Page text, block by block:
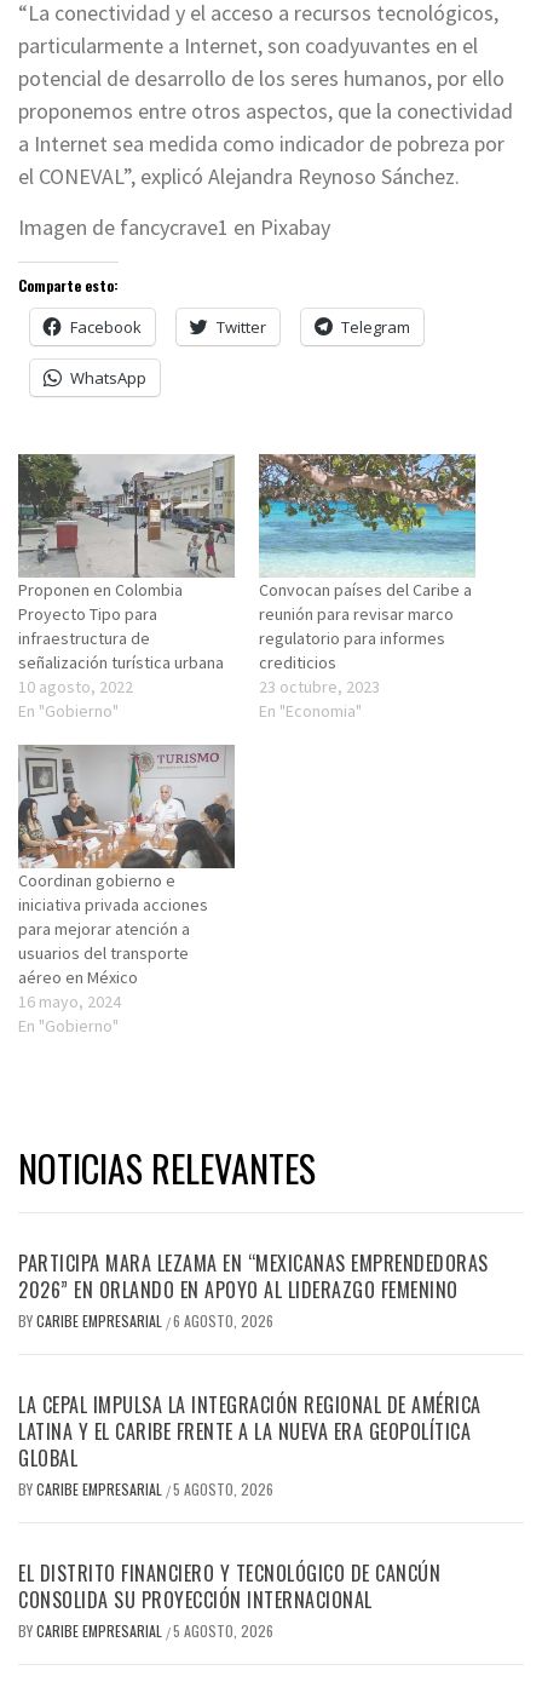
“La conectividad y el acceso a recursos tecnológicos,
particularmente a Internet, son coadyuvantes en el
potencial de desarrollo de los seres humanos, por ello
proponemos entre otros aspectos, que la conectividad
a Internet sea medida como indicador de pobreza por
el CONEVAL”, explicó Alejandra Reynoso Sánchez.
Imagen de fancycrave1 en Pixabay
Comparte esto:
Facebook Twitter Telegram
WhatsApp
Proponen en Colombia
Proyecto Tipo para
infraestructura de
señalización turística urbana
10 agosto, 2022
En "Gobierno"
Convocan países del Caribe a
reunión para revisar marco
regulatorio para informes
crediticios
23 octubre, 2023
En "Economia"
Coordinan gobierno e
iniciativa privada acciones
para mejorar atención a
usuarios del transporte
aéreo en México
16 mayo, 2024
En "Gobierno"
NOTICIAS RELEVANTES
PARTICIPA MARA LEZAMA EN “MEXICANAS EMPRENDEDORAS
2026” EN ORLANDO EN APOYO AL LIDERAZGO FEMENINO
BYCARIBE EMPRESARIAL /6 AGOSTO, 2026
LA CEPAL IMPULSA LA INTEGRACIÓN REGIONAL DE AMÉRICA
LATINA Y EL CARIBE FRENTE A LA NUEVA ERA GEOPOLÍTICA
GLOBAL
BYCARIBE EMPRESARIAL /5 AGOSTO, 2026
EL DISTRITO FINANCIERO Y TECNOLÓGICO DE CANCÚN
CONSOLIDA SU PROYECCIÓN INTERNACIONAL
BYCARIBE EMPRESARIAL /5 AGOSTO, 2026